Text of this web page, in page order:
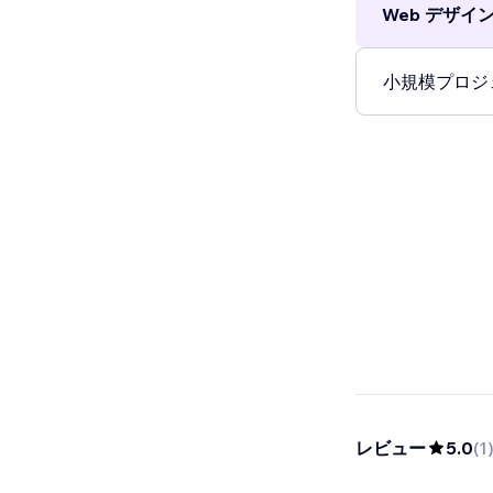
Web デザイ
小規模プロ
レビュー 5.0(1)